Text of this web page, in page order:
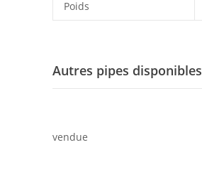
Poids
Autres pipes disponibles
vendue